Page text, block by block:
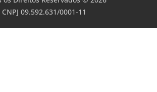
CNPJ 09.592.631/0001-11